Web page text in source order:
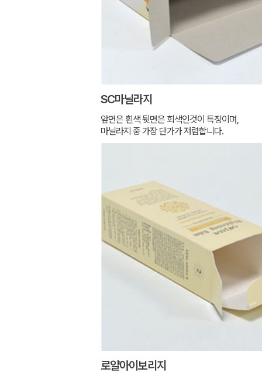
SC마닐라지
앞면은 흰색 뒷면은 회색인것이 특징이며,
마닐라지 중 가장 단가가 저렴합니다.
로얄아이보리지